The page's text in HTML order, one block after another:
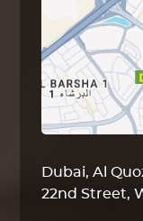
Dubai, Al
22nd Street,